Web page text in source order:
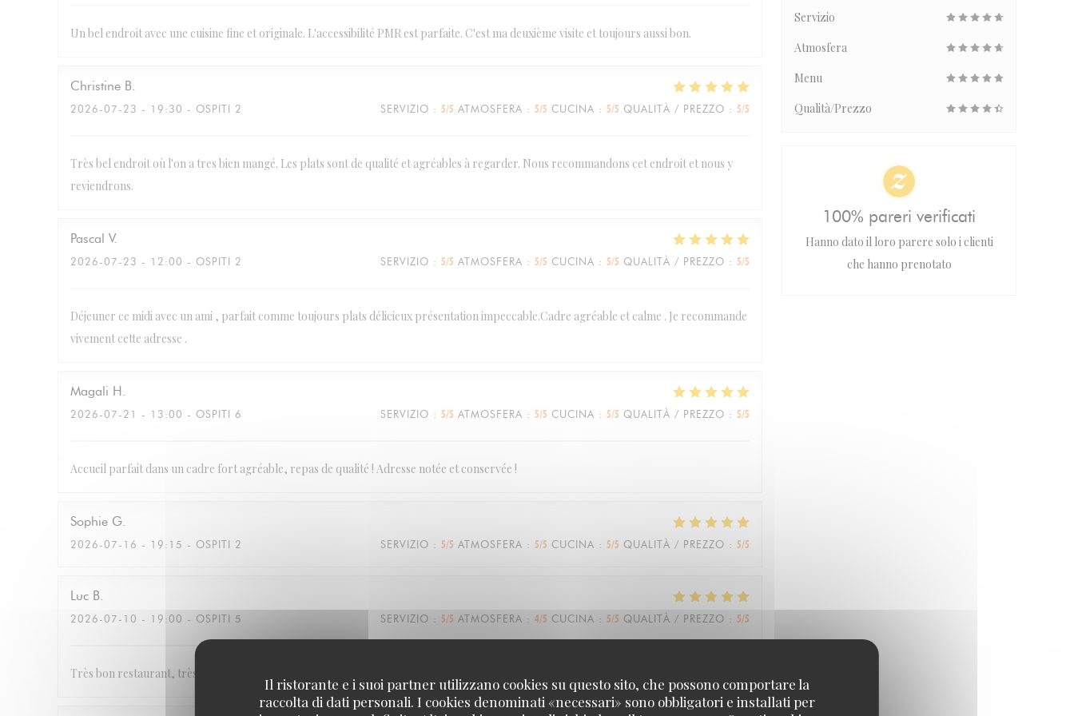
Il ristorante e i suoi partner utilizzano cookies su questo sito, che possono comportare la
raccolta di dati personali. I cookies denominati «necessari» sono obbligatori e installati per
Un bel endroit avec une cuisine fine et originale. L'accessibilité PMR est parfaite. C'est ma deuxième visite et toujours aussi bon.
Christine B
2026-07-23 - 19:30 - OSPITI 2 SERVIZIO : 5/5 ATMOSFERA : 5/5 CUCINA : 5/5 QUALITÀ / PREZZO : 5/5
Très bel endroit où l'on a tres bien mangé. Les plats sont de qualité et agréables à regarder. Nous recommandons cet endroit et nous y
reviendrons.
Pascal V
2026-07-23 - 12:00 - OSPITI 2 SERVIZIO : 5/5 ATMOSFERA : 5/5 CUCINA : 5/5 QUALITÀ / PREZZO : 5/5
Déjeuner ce midi avec un ami , parfait comme toujours plats délicieux présentation impeccable.Cadre agréable et calme . Je recommande
vivement cette adresse .
Magali H
2026-07-21 - 13:00 - OSPITI 6 SERVIZIO : 5/5 ATMOSFERA : 5/5 CUCINA : 5/5 QUALITÀ / PREZZO : 5/5
Accueil parfait dans un cadre fort agréable, repas de qualité ! Adresse notée et conservée !
Sophie G
2026-07-16 - 19:15 - OSPITI 2 SERVIZIO : 5/5 ATMOSFERA : 5/5 CUCINA : 5/5 QUALITÀ / PREZZO : 5/5
Luc B
2026-07-10 - 19:00 - OSPITI 5 SERVIZIO : 5/5 ATMOSFERA : 4/5 CUCINA : 5/5 QUALITÀ / PREZZO : 5/5
Très bon restaurant, très belle décoration et le personnel très sympathique. La nourriture était délicieuse !
Servizio
Atmosfera
Menu
Qualità/Prezzo
100% pareri verificati
Hanno dato il loro parere solo i clienti
che hanno prenotato